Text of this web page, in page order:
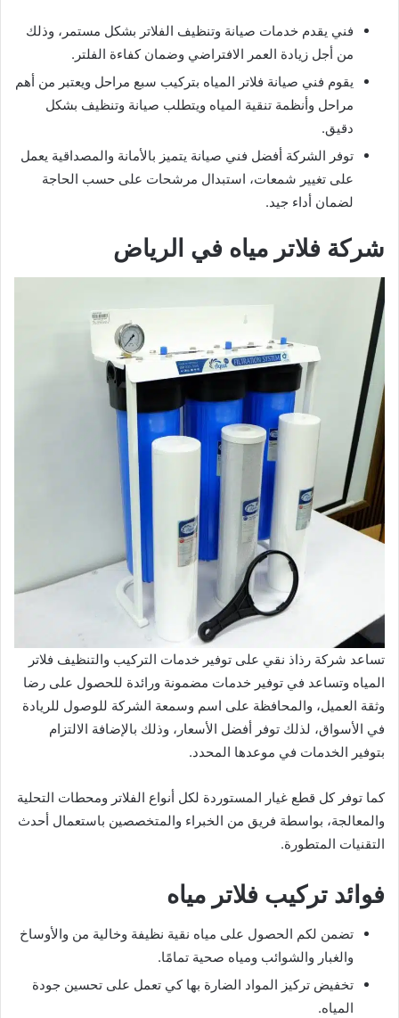
فني يقدم خدمات صيانة وتنظيف الفلاتر بشكل مستمر، وذلك
من أجل زيادة العمر الافتراضي وضمان كفاءة الفلتر.
يقوم فني صيانة فلاتر المياه بتركيب سبع مراحل ويعتبر من أهم
مراحل وأنظمة تنقية المياه ويتطلب صيانة وتنظيف بشكل
دقيق.
توفر الشركة أفضل فني صيانة يتميز بالأمانة والمصداقية يعمل
على تغيير شمعات، استبدال مرشحات على حسب الحاجة
لضمان أداء جيد.
شركة فلاتر مياه في الرياض
تساعد شركة رذاذ نقي على توفير خدمات التركيب والتنظيف فلاتر
المياه وتساعد في توفير خدمات مضمونة ورائدة للحصول على رضا
وثقة العميل، والمحافظة على اسم وسمعة الشركة للوصول للريادة
في الأسواق، لذلك توفر أفضل الأسعار، وذلك بالإضافة الالتزام
بتوفير الخدمات في موعدها المحدد.
كما توفر كل قطع غيار المستوردة لكل أنواع الفلاتر ومحطات التحلية
والمعالجة، بواسطة فريق من الخبراء والمتخصصين باستعمال أحدث
التقنيات المتطورة.
فوائد تركيب فلاتر مياه
تضمن لكم الحصول على مياه نقية نظيفة وخالية من والأوساخ
والغبار والشوائب ومياه صحية تمامًا.
تخفيض تركيز المواد الضارة بها كي تعمل على تحسين جودة
المياه.